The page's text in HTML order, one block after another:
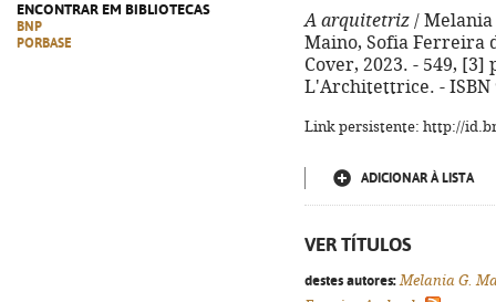
ENCONTRAR EM BIBLIOTECAS
BNP
PORBASE
A arquitetriz / Melania
Maino, Sofia Ferreira
Cover, 2023. - 549,
L'Architettrice. - ISBN
Link persistente: http://
ADICIONAR À LISTA
VER TÍTULOS
destes autores: Melania G.